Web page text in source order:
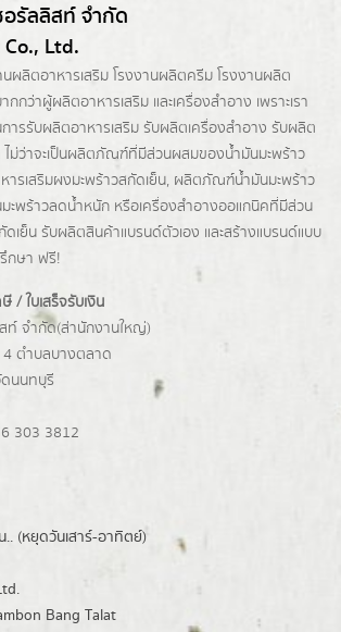
อรัลลิสท์ จำกัด
Ltd.
นผลิตอาหารเสริม โรงงานผลิตครีม โรงงานผลิต
ากกว่าผู้ผลิตอาหารเสริม และเครื่องสำอาง เพราะเรา
ารรับผลิตอาหารเสริม รับผลิตเครื่องสำอาง รับผลิต
ไม่ว่าจะเป็นผลิตภัณฑ์ที่มีส่วนผสมของน้ำมันมะพร้าว
หารเสริมผงมะพร้าวสกัดเย็น, ผลิตภัณฑ์น้ำมันมะพร้าว
ะพร้าวลดน้ำหนัก หรือเครื่องสำอางออแกนิคที่มีส่วน
เย็น รับผลิตสินค้าแบรนด์ตัวเอง และสร้างแบรนด์แบบ
กษา ฟรี!
/ ใบเสร็จรับเงิน
สท์ จำกัด(ส่านักงานใหญ่)
ตำบลบางตลาด
นนทบุรี
303 3812
(หยุดวันเสาร์-อาทิตย์)
Bang Talat